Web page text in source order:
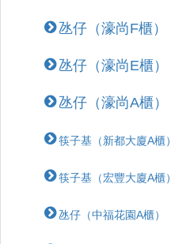
氹仔（濠尚F櫃）
氹仔（濠尚E櫃）
氹仔（濠尚A櫃）
筷子基（新都大廈A櫃）
筷子基（宏豐大廈A櫃）
氹仔（中福花園A櫃）